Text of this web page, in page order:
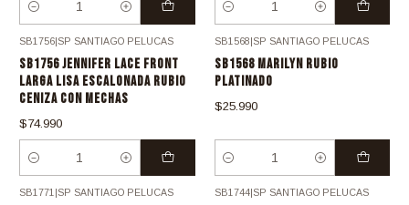
Cantidad Cantidad
SB1756|SP SANTIAGO PELUCAS
SB1756 JENNIFER LACE FRONT
LARGA LISA ESCALONADA RUBIO
CENIZA CON MECHAS
$74.990
Cantidad
SB1568|SP SANTIAGO PELUCAS
SB1568 MARILYN RUBIO
PLATINADO
$25.990
Cantidad
SB1771 |SP SANTIAGO PELUCAS SB1744|SP SANTIAGO PELUCAS